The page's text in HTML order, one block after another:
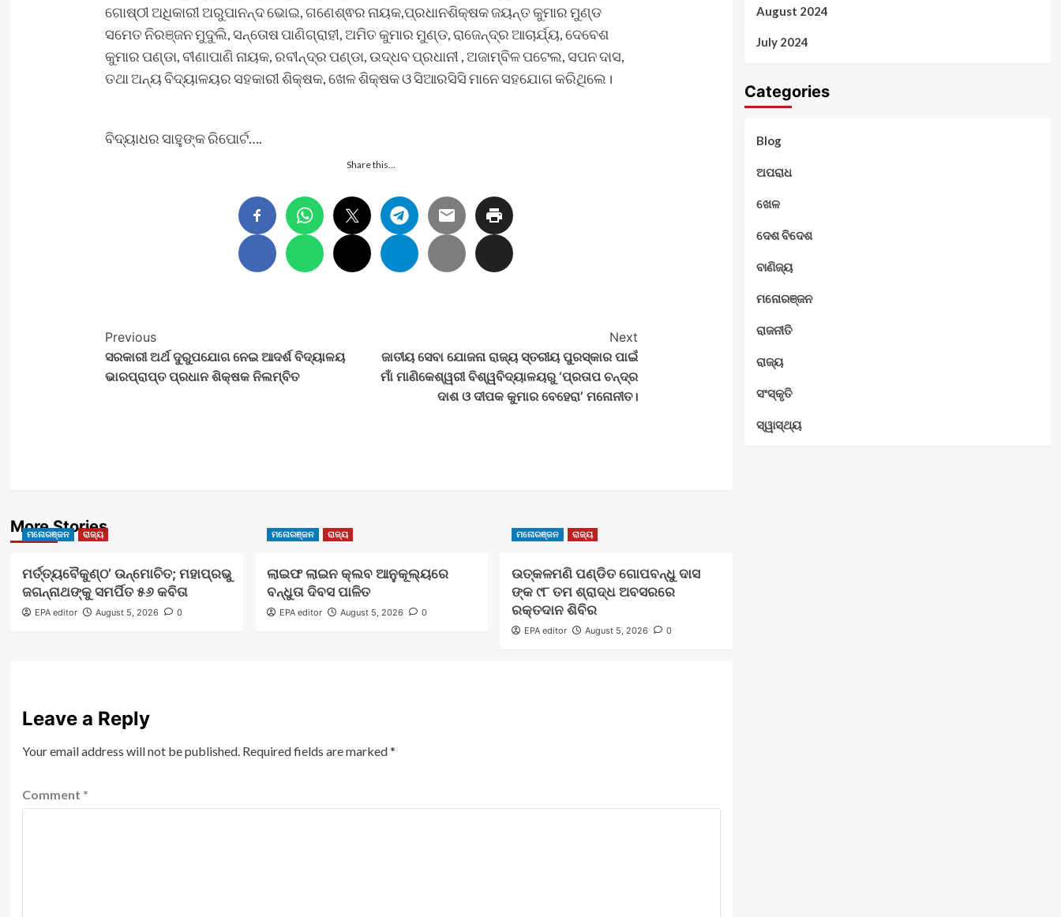
ଗୋଷ୍ଠୀ ଅଧିକାରୀ ଅରୁପାନନ୍ଦ ଭୋଇ, ଗଣେଶ୍ଵର ନାୟକ,ପ୍ରଧାନଶିକ୍ଷକ ଜୟନ୍ତ କୁମାର ମୁଣ୍ଡ
ସମେତ ନିରଞ୍ଜନ ମୁଦୁଲି, ସନ୍ତୋଷ ପାଣିଗ୍ରାହୀ, ଅମିତ କୁମାର ମୁଣ୍ଡ, ରାଜେନ୍ଦ୍ର ଆଚାର୍ଯ୍ୟ, ଦେବେଶ
କୁମାର ପଣ୍ଡା, ବୀଣାପାଣି ନାୟକ, ରବୀନ୍ଦ୍ର ପଣ୍ଡା, ଉଦ୍ଧବ ପ୍ରଧାନୀ , ଅଜାମ୍ବିଳ ପଟେଲ, ସପନ ଦାସ,
ତଥା ଅନ୍ୟ ବିଦ୍ୟାଳୟର ସହକାରୀ ଶିକ୍ଷକ, ଖେଳ ଶିକ୍ଷକ ଓ ସିଆରସିସି ମାନେ ସହଯୋଗ କରିଥିଲେ।
ବିଦ୍ୟାଧର ସାହୁଙ୍କ ରିପୋର୍ଟ….
Share this…
Post
Navigation
Previous
ସରକାରୀ ଅର୍ଥ ଦୁରୁପଯୋଗ ନେଇ ଆଦର୍ଶ ବିଦ୍ୟାଳୟ
ଭାରପ୍ରାପ୍ତ ପ୍ରଧାନ ଶିକ୍ଷକ ନିଲମ୍ବିତ
Next
ଜାତୀୟ ସେବା ଯୋଜନା ରାଜ୍ୟ ସ୍ତରୀୟ ପୁରସ୍କାର ପାଇଁ
ମାଁ ମାଣିକେଶ୍ୱରୀ ବିଶ୍ୱବିଦ୍ୟାଳୟରୁ ‘ପ୍ରତାପ ଚନ୍ଦ୍ର
ଦାଶ ଓ ଦୀପକ କୁମାର ବେହେରା’ ମନୋନୀତ।
More Stories
ମନୋରଞ୍ଜନ ରାଜ୍ୟ
ମର୍ତ୍ତ୍ୟବୈକୁଣ୍ଠ’ ଉନ୍ମୋଚିତ; ମହାପ୍ରଭୁ
ଜଗନ୍ନାଥଙ୍କୁ ସମର୍ପିତ ୫୬ କବିତା
EPA editor August 5, 2026 0
ମନୋରଞ୍ଜନ ରାଜ୍ୟ
ଲାଇଫ ଲାଇନ କ୍ଲବ ଆନୁକୂଲ୍ୟରେ
ବନ୍ଧୁତା ଦିବସ ପାଳିତ
EPA editor August 5, 2026 0
ମନୋରଞ୍ଜନ ରାଜ୍ୟ
ଉତ୍କଳମଣି ପଣ୍ଡିତ ଗୋପବନ୍ଧୁ ଦାସ
ଙ୍କ ୯୮ ତମ ଶ୍ରାଦ୍ଧ ଅବସରରେ
ରକ୍ତଦାନ ଶିବିର
EPA editor August 5, 2026 0
Leave a Reply
Your email address will not be published. Required fields are marked*
Comment *
August 2024
July 2024
Categories
Blog
ଅପରାଧ
ଖେଳ
ଦେଶ ବିଦେଶ
ବାଣିଜ୍ୟ
ମନୋରଞ୍ଜନ
ରାଜନୀତି
ରାଜ୍ୟ
ସଂସ୍କୃତି
ସ୍ୱାସ୍ଥ୍ୟ